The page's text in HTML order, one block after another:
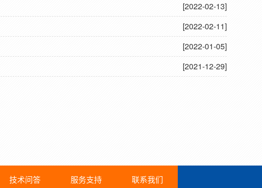
[2022-02-13]
[2022-02-11]
[2022-01-05]
[2021-12-29]
技术问答 服务支持 联系我们